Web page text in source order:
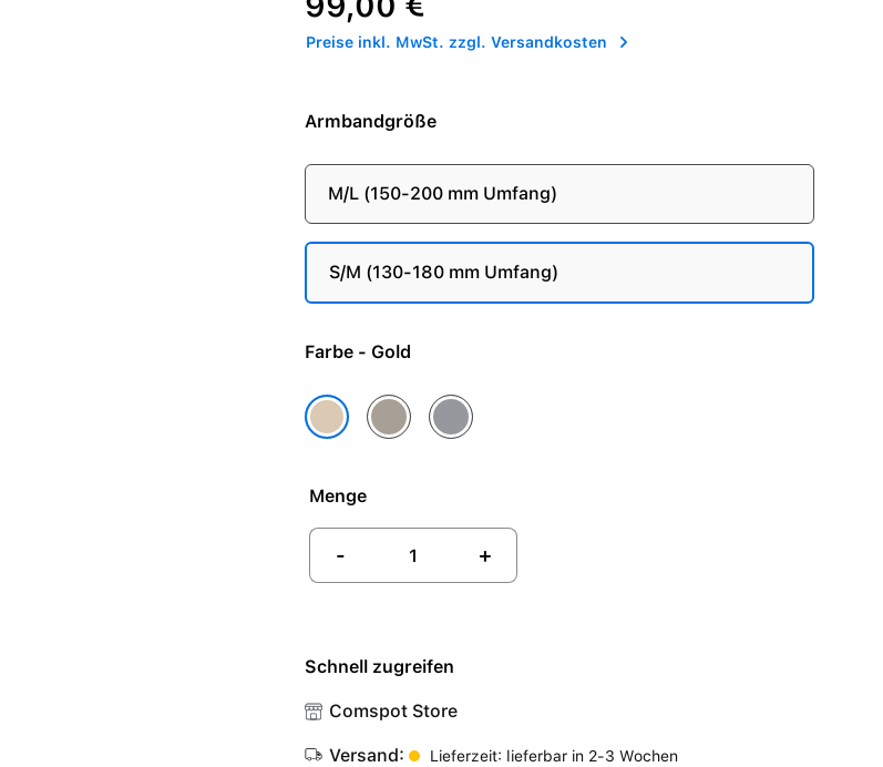
Preise inkl. MwSt. zzgl. Versandkosten
Armbandgröße
M/L (150-200 mm Umfang)
S/M (130-180 mm Umfang)
Farbe - Gold
Gold Natur Schiefer
Menge
- +
Schnell zugreifen
Comspot Store
Versand: Lieferzeit: lieferbar in 2-3 Wochen